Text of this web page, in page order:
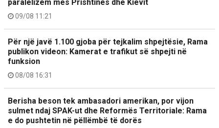
paralelizëm mes Prishtinës dhe Kievit
09/08 11:21
Për një javë 1.100 gjoba për tejkalim shpejtësie, Rama
publikon videon: Kamerat e trafikut së shpejti në
funksion
08/08 16:31
Berisha beson tek ambasadori amerikan, por vijon
sulmet ndaj SPAK-ut dhe Reformës Territoriale: Rama
e do pushtetin në pëllëmbë të dorës